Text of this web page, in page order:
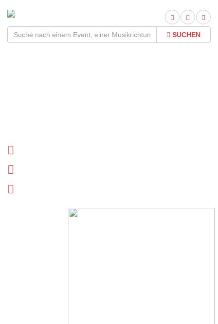
SUCHEN